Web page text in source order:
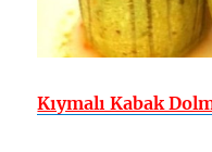
Kıymalı Kabak